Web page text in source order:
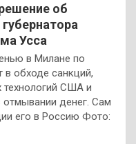
об
Усса
в Милане по
обходе санкций,
технологий США и
отмывании денег. Сам
его в Россию Фото: